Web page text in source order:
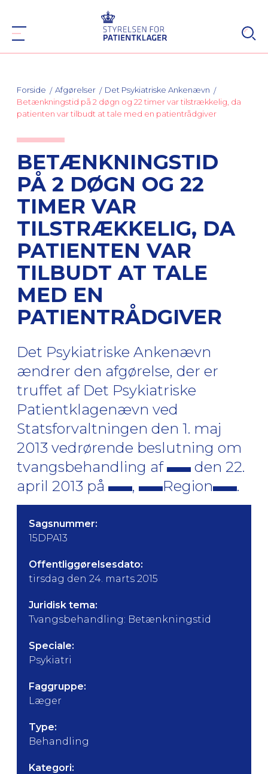
Forside Afgørelser
Det Psykiatriske Ankenævn
Betænkningstid på 2 døgn og 22 timer var tilstrækkelig, da
patienten var tilbudt at tale med en patientrådgiver
BETÆNKNINGSTID
PÅ 2 DØGN OG 22
TIMER VAR
TILSTRÆKKELIG, DA
PATIENTEN VAR
TILBUDT AT TALE
MED EN
PATIENTRÅDGIVER
Det Psykiatriske Ankenævn
ændrer den afgørelse, der er
truffet af Det Psykiatriske
Patientklagenævn ved
Statsforvaltningen den 1. maj
2013 vedrørende beslutning om
tvangsbehandling af
den 22.
april 2013 på
, Region .
Sagsnummer:
15DPA13
Offentliggørelsesdato:
tirsdag den 24. marts 2015
Juridisk tema:
Tvangsbehandling: Betænkningstid
Speciale:
Psykiatri
Faggruppe:
Læger
Type:
Behandling
Kategori: